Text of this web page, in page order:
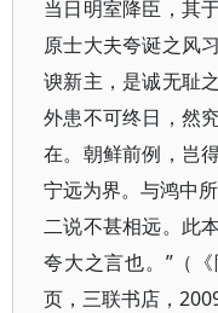
当日明室降臣，其
原士大夫夸诞之风
谀新主，是诚无耻
外患不可终日，然
在。朝鲜前例，岂
宁远为界。与鸿中
二说不甚相远。此
夸大之言也。”（
页，三联书店，2009